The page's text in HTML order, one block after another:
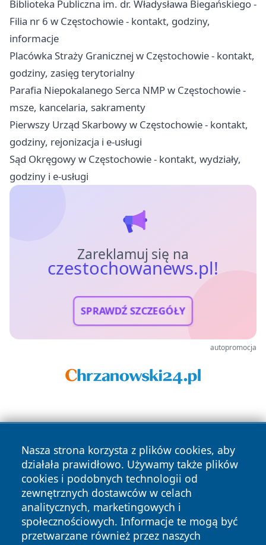
Biblioteka Publiczna im. dr. Władysława Biegańskiego -
Filia nr 6 w Częstochowie - kontakt, godziny,
informacje
Placówka Straży Granicznej w Częstochowie - kontakt,
godziny, zasięg terytorialny
Parafia Niepokalanego Serca NMP w Częstochowie -
msze, kancelaria, sakramenty
Pierwszy Urząd Skarbowy w Częstochowie - kontakt,
godziny, rejonizacja i e-usługi
Sąd Okręgowy w Częstochowie - kontakt, wydziały,
godziny i e-usługi
Zareklamuj się na
czestochowanews.pl!
SPRAWDŹ SZCZEGÓŁY
autopromocja
Nasza strona korzysta z plików cookies, aby
działała prawidłowo. Używamy także plików
cookies i podobnych technologii od
zewnętrznych dostawców w celach
analitycznych, marketingowych i
społecznościowych. Informacje te mogą być
przetwarzane również przez naszych
Copyright © 2026 czestochowanews.pl Wszystkie prawa
zastrzeżone.
Polityka
Polityka